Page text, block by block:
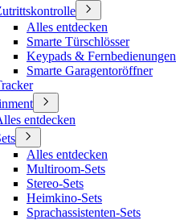
Alles entdecken
Smarte Türschlösser
Keypads & Fernbedienungen
Smarte Garagentoröffner
entdecken
Alles entdecken
Multiroom-Sets
Stereo-Sets
Heimkino-Sets
Sprachassistenten-Sets